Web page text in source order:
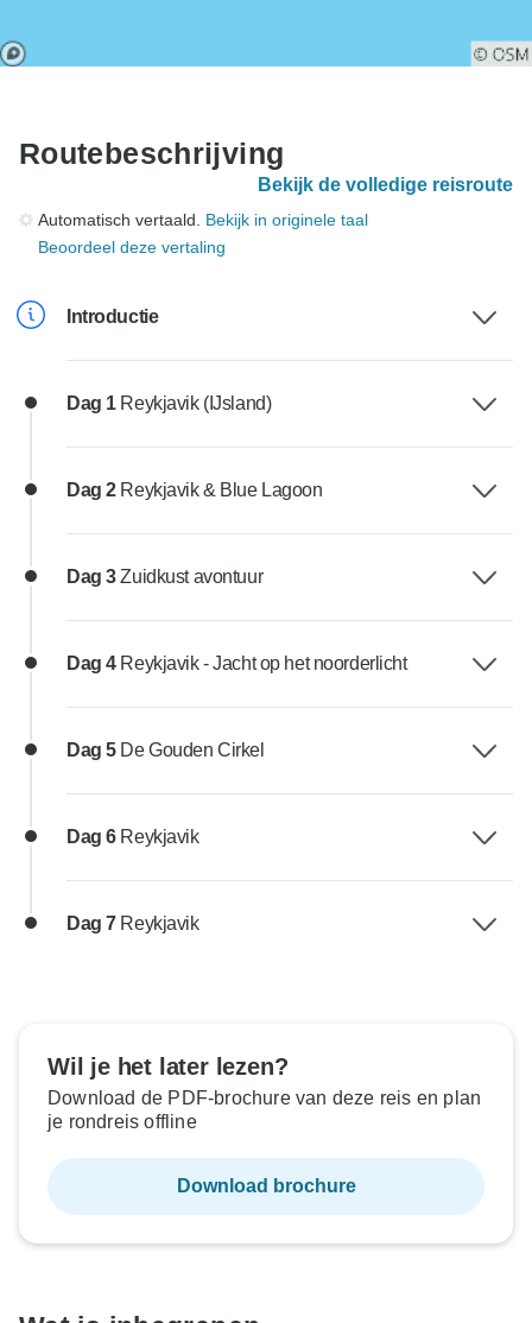
Routebeschrijving
Bekijk de volledige reisroute
Automatisch vertaald. Bekijk in originele taal
Beoordeel deze vertaling
Introductie
Dag 1 Reykjavik (IJsland)
Dag 2 Reykjavik & Blue Lagoon
Dag 3Zuidkust avontuur
Dag 4 Reykjavik - Jacht op het noorderlicht
Dag 5 De Gouden Cirkel
Dag 6 Reykjavik
Dag 7 Reykjavik
Wil je het later lezen?
Download de PDF-brochure van deze reis en plan
je rondreis offline
Download brochure